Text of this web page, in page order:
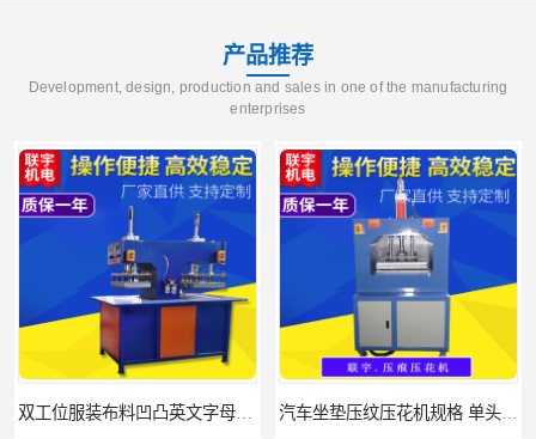
产品推荐
Development, design, production and sales in one of the manufacturing
enterprises
浙江布料凹凸4d压纹机生产厂家 服装凹凸4d压纹植胶机 经济实惠